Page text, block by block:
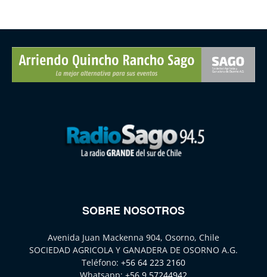
SOBRE NOSOTROS
Avenida Juan Mackenna 904, Osorno, Chile
SOCIEDAD AGRICOLA Y GANADERA DE OSORNO A.G.
Teléfono: +56 64 223 2160